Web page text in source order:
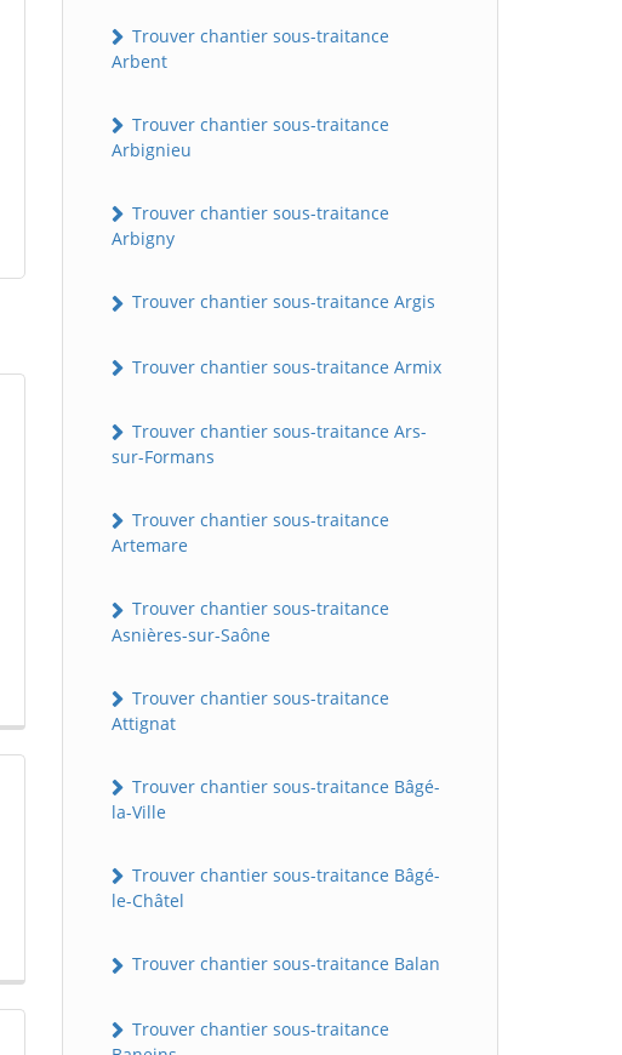
Trouver chantier sous-traitance
Arbent
Trouver chantier sous-traitance
Arbignieu
Trouver chantier sous-traitance
Arbigny
Trouver chantier sous-traitance Argis
Trouver chantier sous-traitance Armix
Trouver chantier sous-traitance Ars-
sur-Formans
Trouver chantier sous-traitance
Artemare
Trouver chantier sous-traitance
Asnières-sur-Saône
Trouver chantier sous-traitance
Attignat
Trouver chantier sous-traitance Bâgé-
la-Ville
Trouver chantier sous-traitance Bâgé-
le-Châtel
Trouver chantier sous-traitance Balan
Trouver chantier sous-traitance